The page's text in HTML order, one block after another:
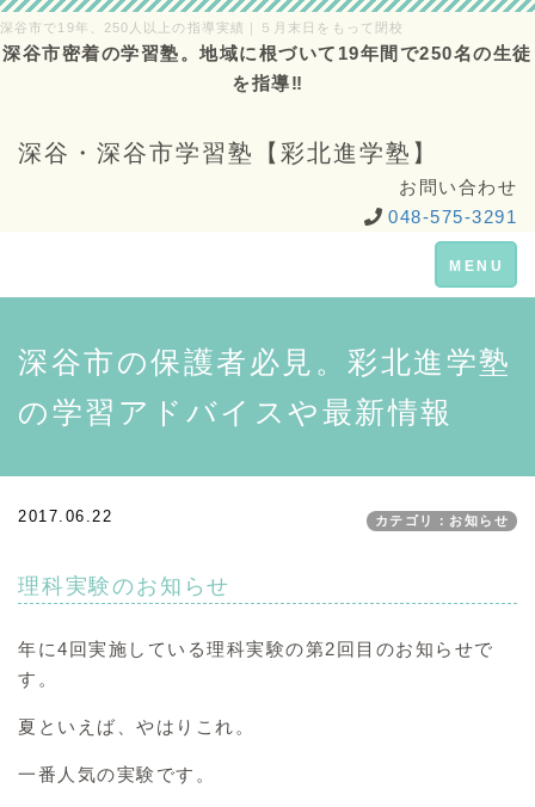
深谷市で19年、250人以上の指導実績｜５月末日をもって閉校
深谷市密着の学習塾。地域に根づいて19年間で250名の生徒
を指導‼
深谷・深谷市学習塾【彩北進学塾】
お問い合わせ
048-575-3291
Toggle
navigation
MENU
深谷市の保護者必見。彩北進学塾
の学習アドバイスや最新情報
2017.06.22 カテゴリ：お知らせ
理科実験のお知らせ
年に4回実施している理科実験の第2回目のお知らせで
す。
夏といえば、やはりこれ。
一番人気の実験です。